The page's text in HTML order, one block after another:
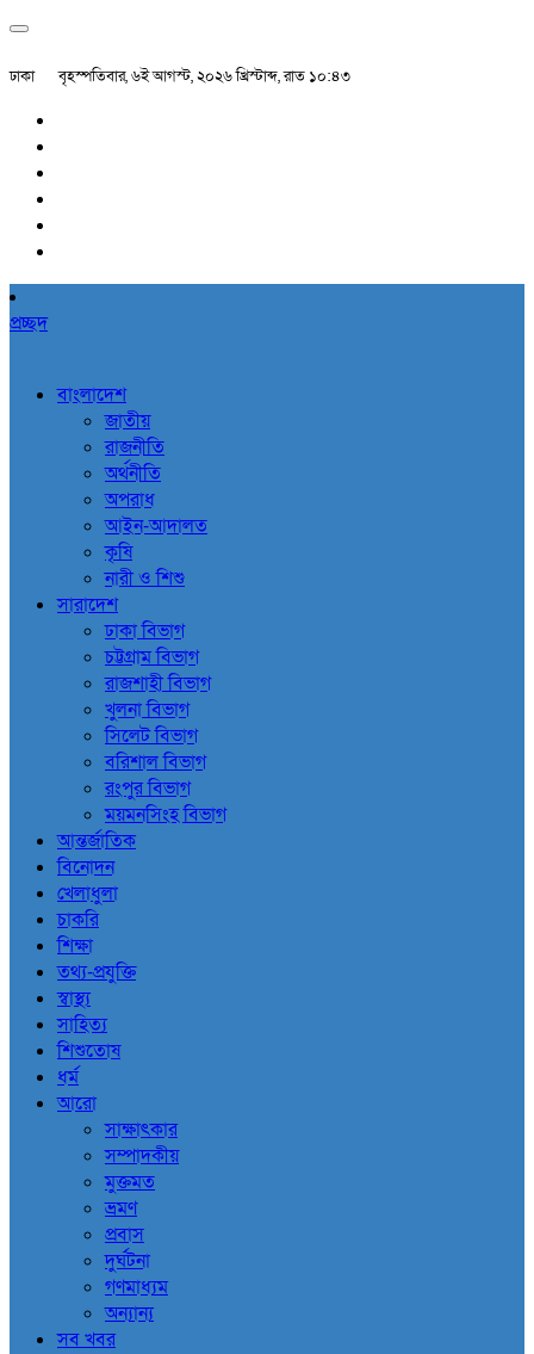
ঢাকা বৃহস্পতিবার, ৬ই আগস্ট, ২০২৬ খ্রিস্টাব্দ, রাত ১০:৪৩
প্রচ্ছদ
বাংলাদেশ
জাতীয়
রাজনীতি
অর্থনীতি
অপরাধ
আইন-আদালত
কৃষি
নারী ও শিশু
সারাদেশ
ঢাকা বিভাগ
চট্টগ্রাম বিভাগ
রাজশাহী বিভাগ
খুলনা বিভাগ
সিলেট বিভাগ
বরিশাল বিভাগ
রংপুর বিভাগ
ময়মনসিংহ বিভাগ
আন্তর্জাতিক
বিনোদন
খেলাধুলা
চাকরি
শিক্ষা
তথ্য-প্রযুক্তি
স্বাস্থ্য
সাহিত্য
শিশুতোষ
ধর্ম
আরো
সাক্ষাৎকার
সম্পাদকীয়
মুক্তমত
ভ্রমণ
প্রবাস
দুর্ঘটনা
গণমাধ্যম
অন্যান্য
সব খবর